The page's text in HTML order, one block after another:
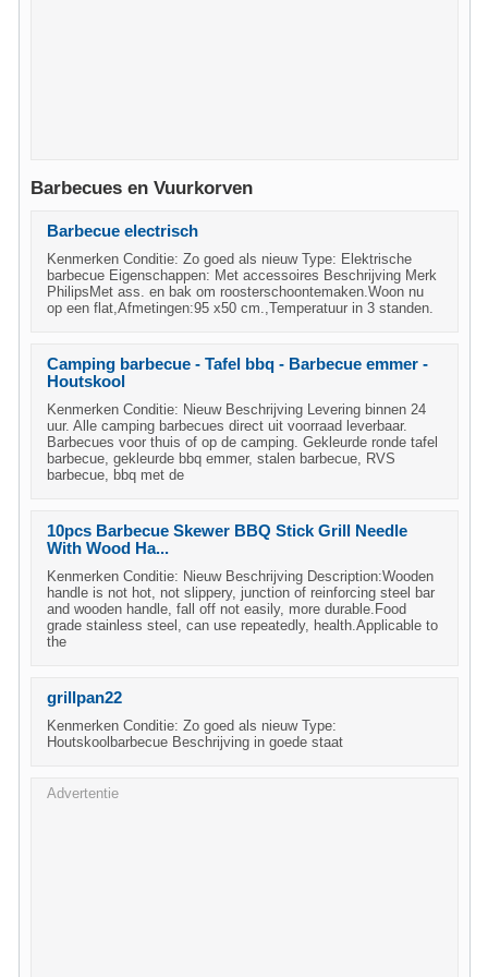
Barbecues en Vuurkorven
Barbecue electrisch
Kenmerken Conditie: Zo goed als nieuw Type: Elektrische
barbecue Eigenschappen: Met accessoires Beschrijving Merk
PhilipsMet ass. en bak om roosterschoontemaken.Woon nu
op een flat,Afmetingen:95 x50 cm.,Temperatuur in 3 standen.
Camping barbecue - Tafel bbq - Barbecue emmer -
Houtskool
Kenmerken Conditie: Nieuw Beschrijving Levering binnen 24
uur. Alle camping barbecues direct uit voorraad leverbaar.
Barbecues voor thuis of op de camping. Gekleurde ronde tafel
barbecue, gekleurde bbq emmer, stalen barbecue, RVS
barbecue, bbq met de
10pcs Barbecue Skewer BBQ Stick Grill Needle
With Wood Ha...
Kenmerken Conditie: Nieuw Beschrijving Description:Wooden
handle is not hot, not slippery, junction of reinforcing steel bar
and wooden handle, fall off not easily, more durable.Food
grade stainless steel, can use repeatedly, health.Applicable to
the
grillpan22
Kenmerken Conditie: Zo goed als nieuw Type:
Houtskoolbarbecue Beschrijving in goede staat
Advertentie